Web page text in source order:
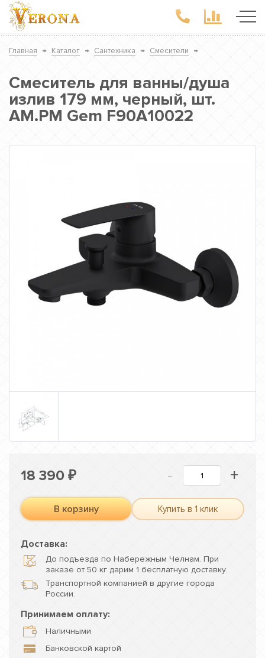
Главная → Каталог → Сантехника → Смесители →
Смеситель для ванны/душа
излив 179 мм, черный, шт.
AM.PM Gem F90A10022
18 390 ₽ - +
В корзину Купить в 1 клик
Доставка:
До подъезда по Набережным Челнам. При
заказе от 50 кг дарим 1 бесплатную доставку.
Транспортной компанией в другие города
России.
Принимаем оплату:
Наличными
Банковской картой